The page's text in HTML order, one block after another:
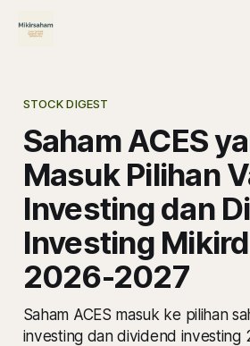
STOCK DIGEST
Saham ACES
Masuk Pilihan
Investing dan
Investing
2026-2027
Saham ACES masuk ke pilihan
investing dan dividend investing